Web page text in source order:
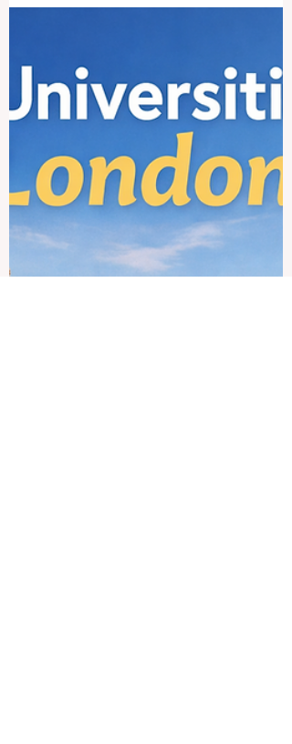
Les 10 meilleures universités
aux États-Unis
De nombreux étudiants nous posent la
même question : quelles sont les 10
meilleures universités aux États-Unis ? La